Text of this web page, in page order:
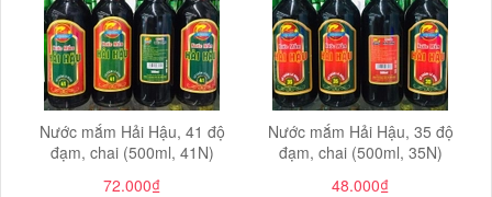
Nước mắm Hải Hậu, 41 độ
đạm, chai (500ml, 41N)
72.000₫
Nước mắm Hải Hậu, 35 độ
đạm, chai (500ml, 35N)
48.000₫